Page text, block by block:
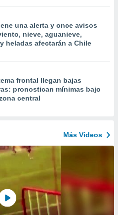
una alerta y once avisos
nieve, aguanieve,
heladas afectarán a Chile
frontal llegan bajas
pronostican mínimas bajo
central
Más Vídeos